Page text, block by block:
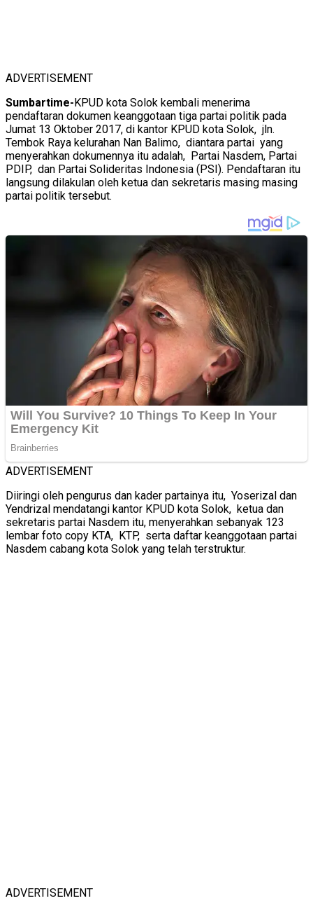
ADVERTISEMENT
Sumbartime- KPUD kota Solok kembali menerima
pendaftaran dokumen keanggotaan tiga partai politik pada
Jumat 13 Oktober 2017, di kantor KPUD kota Solok, jln.
Tembok Raya kelurahan Nan Balimo, diantara partai yang
menyerahkan dokumennya itu adalah, Partai Nasdem, Partai
PDIP, dan Partai Solideritas Indonesia (PSI). Pendaftaran itu
langsung dilakulan oleh ketua dan sekretaris masing masing
partai politik tersebut.
ADVERTISEMENT
Diiringi oleh pengurus dan kader partainya itu, Yoserizal dan
Yendrizal mendatangi kantor KPUD kota Solok, ketua dan
sekretaris partai Nasdem itu, menyerahkan sebanyak 123
lembar foto copy KTA, KTP, serta daftar keanggotaan partai
Nasdem cabang kota Solok yang telah terstruktur.
ADVERTISEMENT